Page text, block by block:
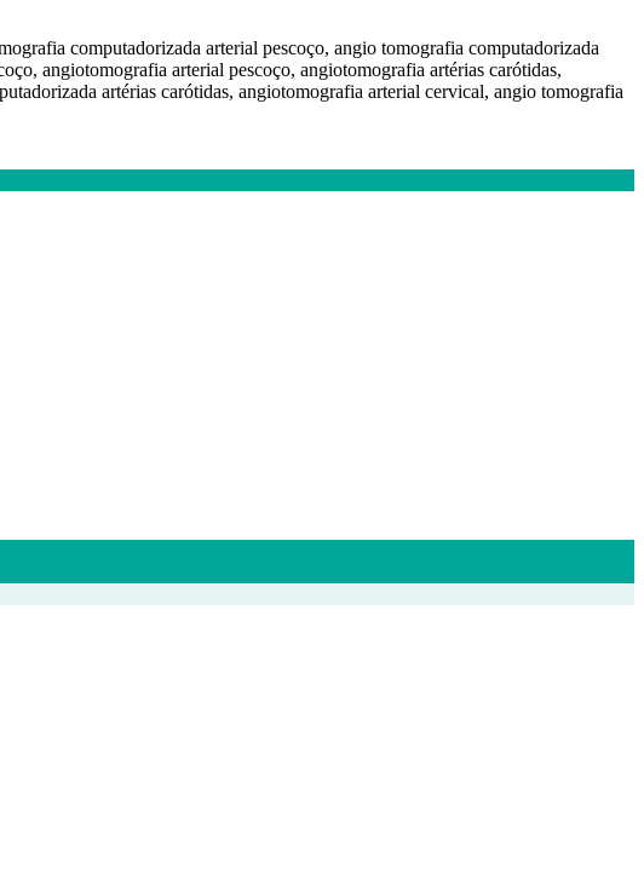
computadorizada arterial pescoço, angio tomografia computadorizada
angiotomografia arterial pescoço, angiotomografia artérias carótidas,
artérias carótidas, angiotomografia arterial cervical, angio tomografia